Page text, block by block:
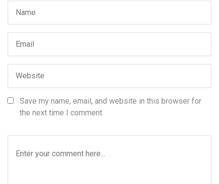
Save my name, email, and website in this browser for
the next time I comment.